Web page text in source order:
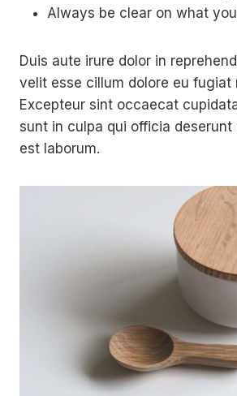
Always be clear on what
Duis aute irure dolor in
velit esse cillum dolore eu fugiat
Excepteur sint occaecat
sunt in culpa qui officia deserunt
est laborum.